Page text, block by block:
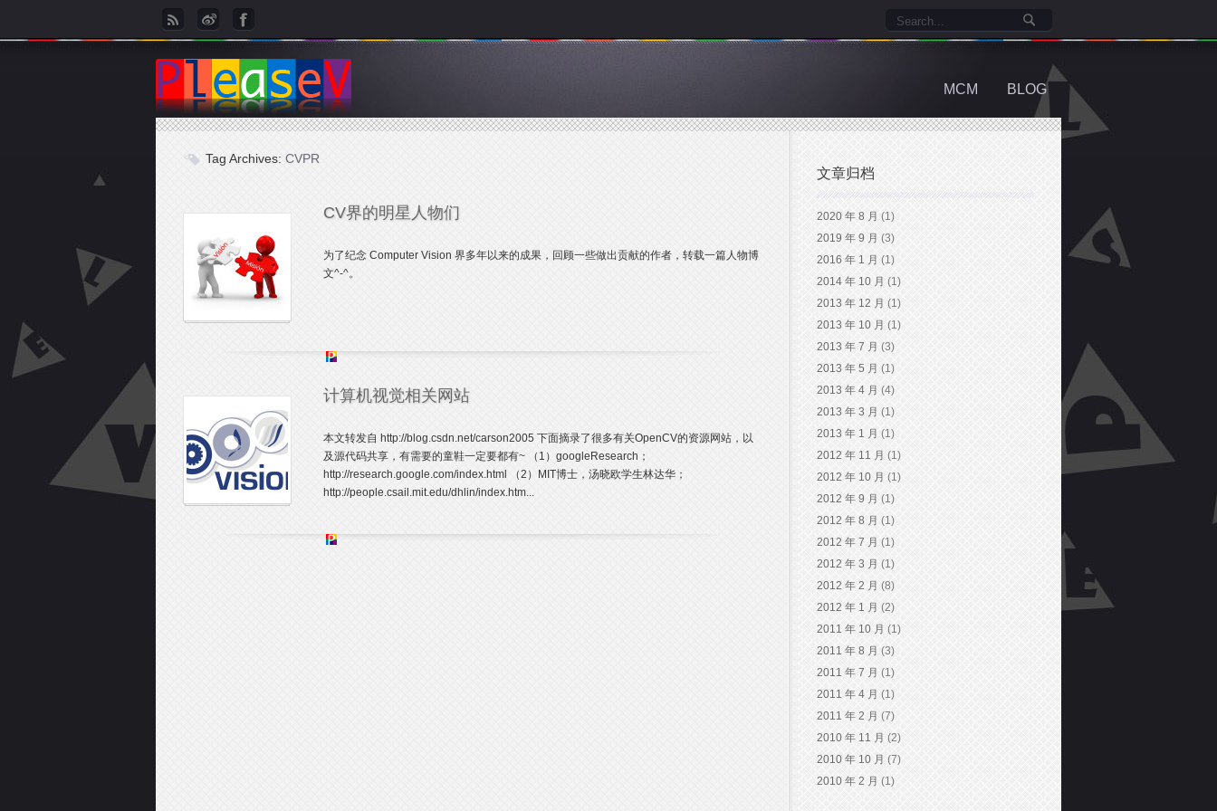
BLOG
MCM
Tag Archives: CVPR
CV界的明星人物们
为了纪念 Computer Vision 界多年以来的成果，回顾一些做出贡献的作者，转载一篇人物博
文^-^。
计算机视觉相关网站
本文转发自 http://blog.csdn.net/carson2005 下面摘录了很多有关OpenCV的资源网站，以
及源代码共享，有需要的童鞋一定要都有~ （1）googleResearch；
http://research.google.com/index.html （2）MIT博士，汤晓欧学生林达华；
http://people.csail.mit.edu/dhlin/index.htm...
文章归档
2020 年 8 月 (1)
2019 年 9 月 (3)
2016 年 1 月 (1)
2014 年 10 月 (1)
2013 年 12 月 (1)
2013 年 10 月 (1)
2013 年 7 月 (3)
2013 年 5 月 (1)
2013 年 4 月 (4)
2013 年 3 月 (1)
2013 年 1 月 (1)
2012 年 11 月 (1)
2012 年 10 月 (1)
2012 年 9 月 (1)
2012 年 8 月 (1)
2012 年 7 月 (1)
2012 年 3 月 (1)
2012 年 2 月 (8)
2012 年 1 月 (2)
2011 年 10 月 (1)
2011 年 8 月 (3)
2011 年 7 月 (1)
2011 年 4 月 (1)
2011 年 2 月 (7)
2010 年 11 月 (2)
2010 年 10 月 (7)
2010 年 2 月 (1)